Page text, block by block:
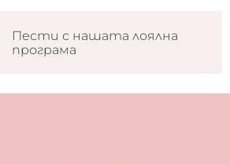
Пести с нашата лоялна
програма